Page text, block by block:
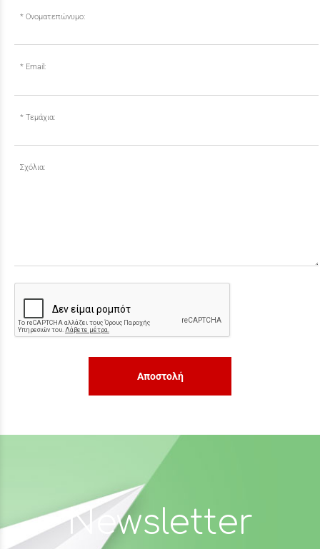
Ονοματεπώνυμο:
Email:
Τεμάχια:
Σχόλια:
Αποστολή
Newsletter